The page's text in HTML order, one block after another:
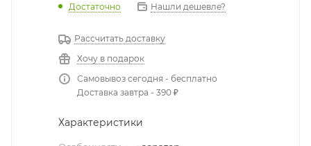
Достаточно Нашли дешевле?
Рассчитать доставку
Хочу в подарок
Самовывоз сегодня - бесплатно
Доставка завтра - 390 ₽
Характеристики